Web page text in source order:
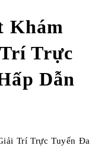
Khám
Trực
Dẫn
Trí Trực Tuyến Đa